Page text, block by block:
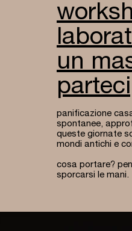
un
panificazione
spontanee,
queste giornate
mondi antichi e
cosa portare?
sporcarsi le mani.